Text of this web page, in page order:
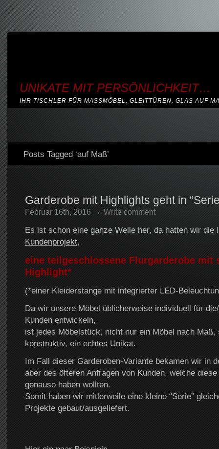
UNIKATE MIT PERSÖNLICHKEIT…
IHR TISCHLER FÜR MASSMÖBEL, GLEITTÜREN, GLAS AUF
Posts Tagged ‘auf Maß’
Garderobe mit Highlights geht in
Februar 16th, 2016 Write comment
Es ist schon eine ganze Weile her, da hatten wir die
Kundenprojekt,
eine teilgeschlossene Flurgarderobe mit
Highlight*
(*einer Kleiderstange mit integrierter LED-
Da wir unsere Möbel üblicherweise individuell für
Kunden entwickeln,
ist jedes Möbelstück, nicht nur ein Möbel nach Maß,
konstruktiv, ein echtes Unikat.
Im Fall dieser Garderoben-Variante bekamen wir in
aber des öfteren Anfragen von Kunden, welche
genauso haben wollten.
Somit haben wir mitlerweile eine kleine “Serie”
Projekte gebaut/ausgeliefert.